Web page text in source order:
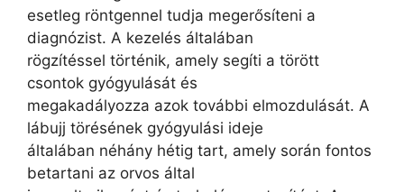
esetleg röntgennel tudja megerősíteni a
diagnózist. A kezelés általában
rögzítéssel történik, amely segíti a törött
csontok gyógyulását és
megakadályozza azok további elmozdulását. A
lábujj törésének gyógyulási ideje
általában néhány hétig tart, amely során fontos
betartani az orvos által